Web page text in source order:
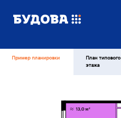
Пример планировки
План типового
этажа